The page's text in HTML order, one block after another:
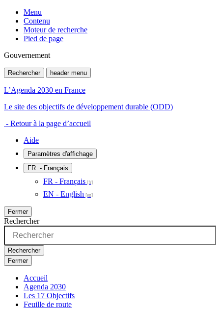
Menu
Contenu
Moteur de recherche
Pied de page
Gouvernement
Rechercher header menu
L’Agenda 2030 en France
Le site des objectifs de développement durable (ODD)
- Retour à la page d’accueil
Aide
Paramètres d'affichage
FR - Français
FR - Français
EN - English
Fermer
Rechercher
Rechercher
Fermer
Accueil
Agenda 2030
Les 17 Objectifs
Feuille de route